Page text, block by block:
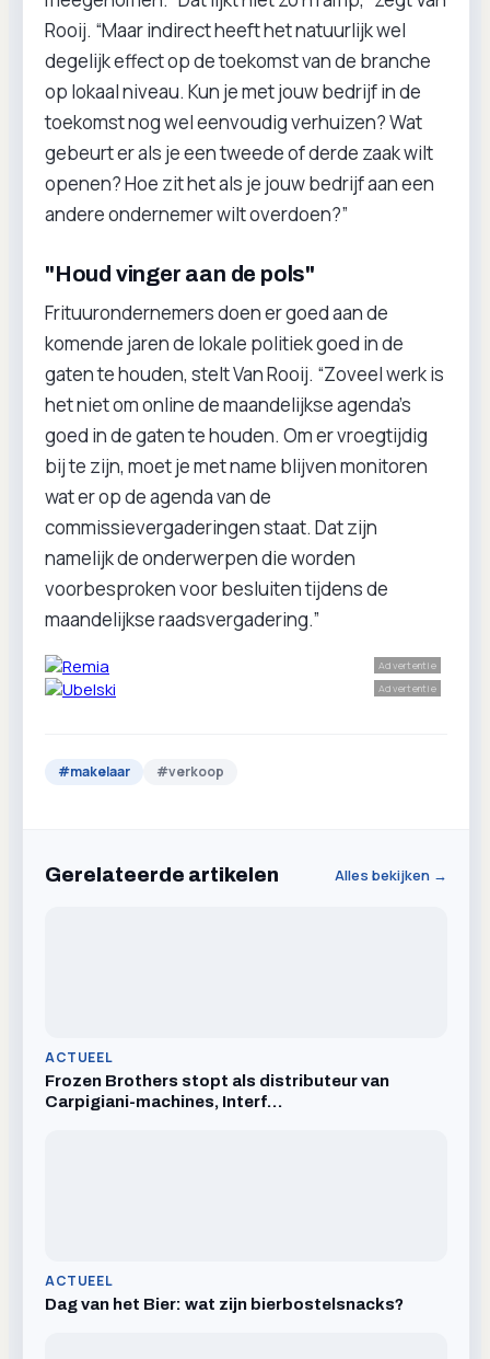
Rooij. “Maar indirect heeft het natuurlijk wel
degelijk effect op de toekomst van de branche
op lokaal niveau. Kun je met jouw bedrijf in de
toekomst nog wel eenvoudig verhuizen? Wat
gebeurt er als je een tweede of derde zaak wilt
openen? Hoe zit het als je jouw bedrijf aan een
andere ondernemer wilt overdoen?”
"Houd vinger aan de pols"
Frituurondernemers doen er goed aan de
komende jaren de lokale politiek goed in de
gaten te houden, stelt Van Rooij. “Zoveel werk is
het niet om online de maandelijkse agenda’s
goed in de gaten te houden. Om er vroegtijdig
bij te zijn, moet je met name blijven monitoren
wat er op de agenda van de
commissievergaderingen staat. Dat zijn
namelijk de onderwerpen die worden
voorbesproken voor besluiten tijdens de
maandelijkse raadsvergadering.”
Advertentie
Advertentie
#makelaar #verkoop
Gerelateerde artikelen Alles bekijken →
ACTUEEL
Frozen Brothers stopt als distributeur van
Carpigiani-machines, Interf…
ACTUEEL
Dag van het Bier: wat zijn bierbostelsnacks?